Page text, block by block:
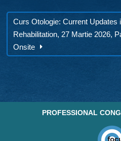
Curs Otologie: Current Updates
Rehabilitation, 27 Martie 2026,
Onsite
PROFESSIONAL